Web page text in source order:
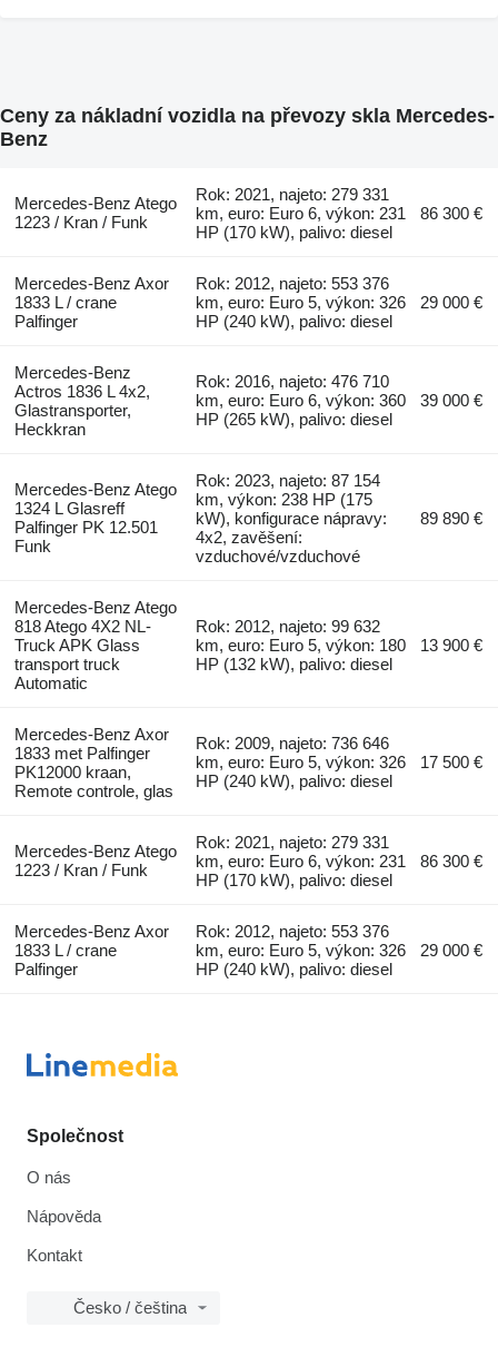
Ceny za nákladní vozidla na převozy skla Mercedes-
Benz
Mercedes-Benz Atego
1223 / Kran / Funk
Rok: 2021, najeto: 279 331
km, euro: Euro 6, výkon: 231
HP (170 kW), palivo: diesel
86 300 €
Mercedes-Benz Axor
1833 L / crane
Palfinger
Rok: 2012, najeto: 553 376
km, euro: Euro 5, výkon: 326
HP (240 kW), palivo: diesel
29 000 €
Mercedes-Benz
Actros 1836 L 4x2,
Glastransporter,
Heckkran
Rok: 2016, najeto: 476 710
km, euro: Euro 6, výkon: 360
HP (265 kW), palivo: diesel
39 000 €
Mercedes-Benz Atego
1324 L Glasreff
Palfinger PK 12.501
Funk
Rok: 2023, najeto: 87 154
km, výkon: 238 HP (175
kW), konfigurace nápravy:
4x2, zavěšení:
vzduchové/vzduchové
89 890 €
Mercedes-Benz Atego
818 Atego 4X2 NL-
Truck APK Glass
transport truck
Automatic
Rok: 2012, najeto: 99 632
km, euro: Euro 5, výkon: 180
HP (132 kW), palivo: diesel
13 900 €
Mercedes-Benz Axor
1833 met Palfinger
PK12000 kraan,
Remote controle, glas
Rok: 2009, najeto: 736 646
km, euro: Euro 5, výkon: 326
HP (240 kW), palivo: diesel
17 500 €
Mercedes-Benz Atego
1223 / Kran / Funk
Rok: 2021, najeto: 279 331
km, euro: Euro 6, výkon: 231
HP (170 kW), palivo: diesel
86 300 €
Mercedes-Benz Axor
1833 L / crane
Palfinger
Rok: 2012, najeto: 553 376
km, euro: Euro 5, výkon: 326
HP (240 kW), palivo: diesel
29 000 €
Společnost
O nás
Nápověda
Kontakt
Česko / čeština